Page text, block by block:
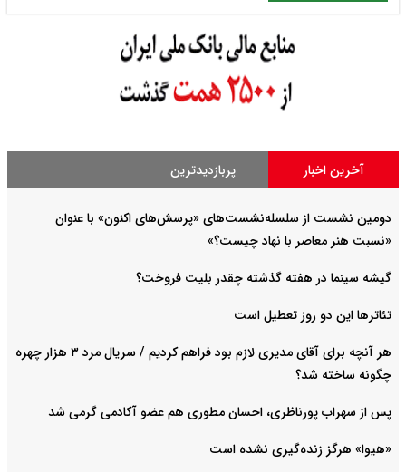
آخرین اخبار پربازدیدترین
دومین نشست از سلسله‌نشست‌های «پرسش‌های اکنون» با عنوان
«نسبت هنر معاصر با نهاد چیست؟»
گیشه سینما در هفته گذشته چقدر بلیت فروخت؟
تئاترها این دو روز تعطیل است
هر آنچه برای آقای مدیری لازم بود فراهم کردیم / سریال مرد ۳ هزار چهره
چگونه ساخته شد؟
پس از سهراب پورناظری، احسان مطوری هم عضو آکادمی گرمی شد
«هیوا» هرگز زنده‌گیری نشده است